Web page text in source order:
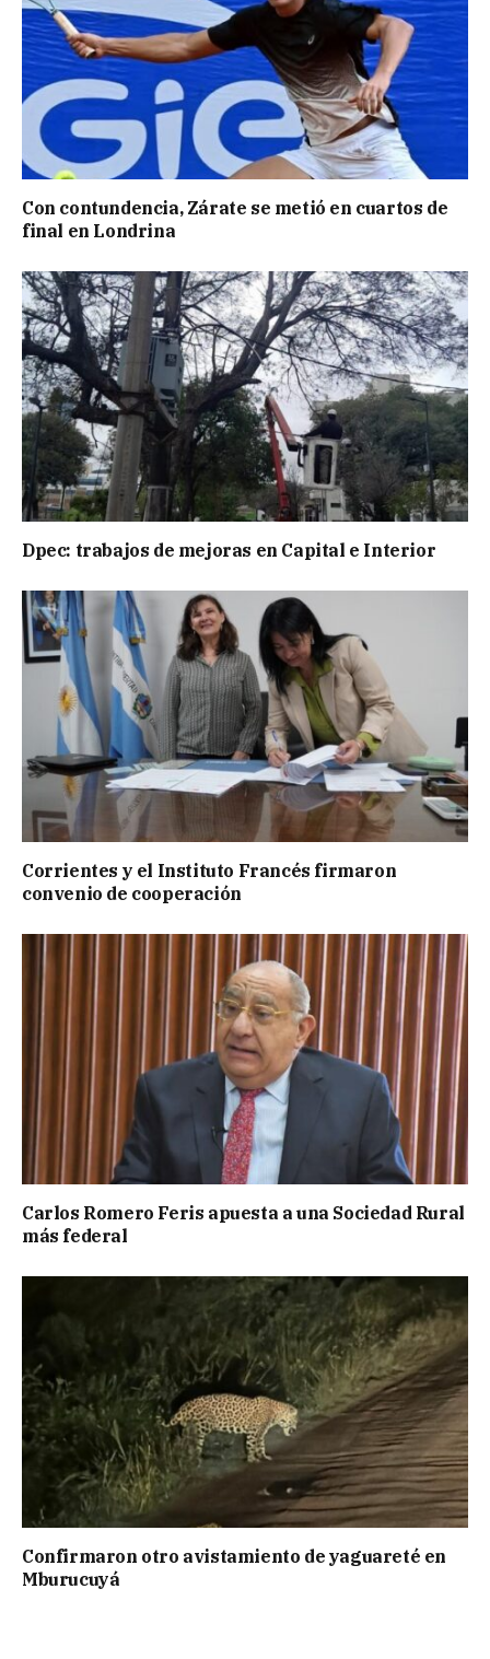
Con contundencia, Zárate se metió en cuartos de
final en Londrina
Dpec: trabajos de mejoras en Capital e Interior
Corrientes y el Instituto Francés firmaron
convenio de cooperación
Carlos Romero Feris apuesta a una Sociedad Rural
más federal
Confirmaron otro avistamiento de yaguareté en
Mburucuyá